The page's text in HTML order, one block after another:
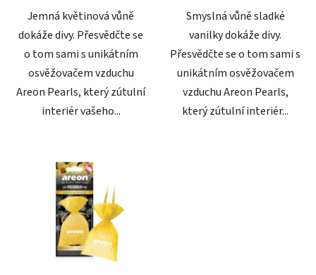
Jemná květinová vůně
dokáže divy. Přesvědčte se
o tom sami s unikátním
osvěžovačem vzduchu
Areon Pearls, který zútulní
interiér vašeho...
Smyslná vůně sladké
vanilky dokáže divy.
Přesvědčte se o tom sami s
unikátním osvěžovačem
vzduchu Areon Pearls,
který zútulní interiér...